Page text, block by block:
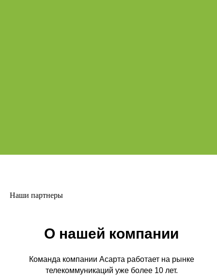
О нашей компании
Команда компании Асарта работает на рынке
телекоммуникаций уже более 10 лет.
Наши партнеры